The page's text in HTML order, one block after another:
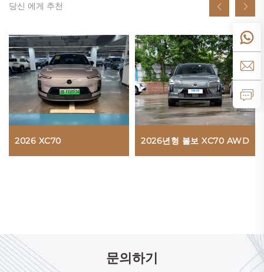
당신 에게 추천
2026 XC70 2026년형 볼보 XC70 AWD
문의하기